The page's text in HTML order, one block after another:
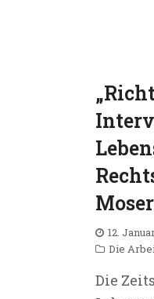
Moser
12.
Die
Die